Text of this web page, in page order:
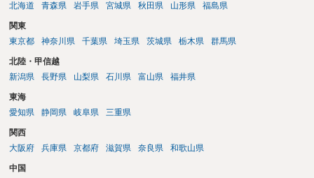
北海道
青森県 岩手県 宮城県 秋田県 山形県 福島県
関東
東京都
神奈川県 千葉県 埼玉県 茨城県 栃木県 群馬県
北陸・甲信越
新潟県
長野県 山梨県 石川県 富山県 福井県
東海
愛知県
静岡県 岐阜県 三重県
関西
大阪府
兵庫県 京都府 滋賀県 奈良県 和歌山県
中国